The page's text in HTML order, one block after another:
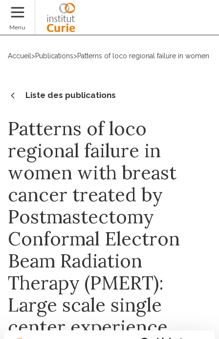
Menu
Accueil >Publications>Patterns of loco regional failure in women
Liste des publications
Patterns of loco
regional failure in
women with breast
cancer treated by
Postmastectomy
Conformal Electron
Beam Radiation
Therapy (PMERT):
Large scale single
center experience